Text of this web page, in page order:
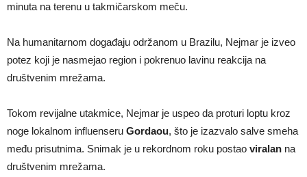
minuta na terenu u takmičarskom meču.
Na humanitarnom događaju održanom u Brazilu, Nejmar je izveo
potez koji je nasmejao region i pokrenuo lavinu reakcija na
društvenim mrežama.
Tokom revijalne utakmice, Nejmar je uspeo da proturi loptu kroz
noge lokalnom influenseru Gordaou, što je izazvalo salve smeha
među prisutnima. Snimak je u rekordnom roku postao viralan na
društvenim mrežama.